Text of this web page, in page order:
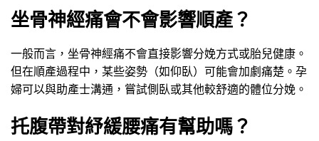
坐骨神經痛會不會影響順產？
一般而言，坐骨神經痛不會直接影響分娩方式或胎兒健康。
但在順產過程中，某些姿勢（如仰臥）可能會加劇痛楚。孕
婦可以與助產士溝通，嘗試側臥或其他較舒適的體位分娩。
托腹帶對紓緩腰痛有幫助嗎？